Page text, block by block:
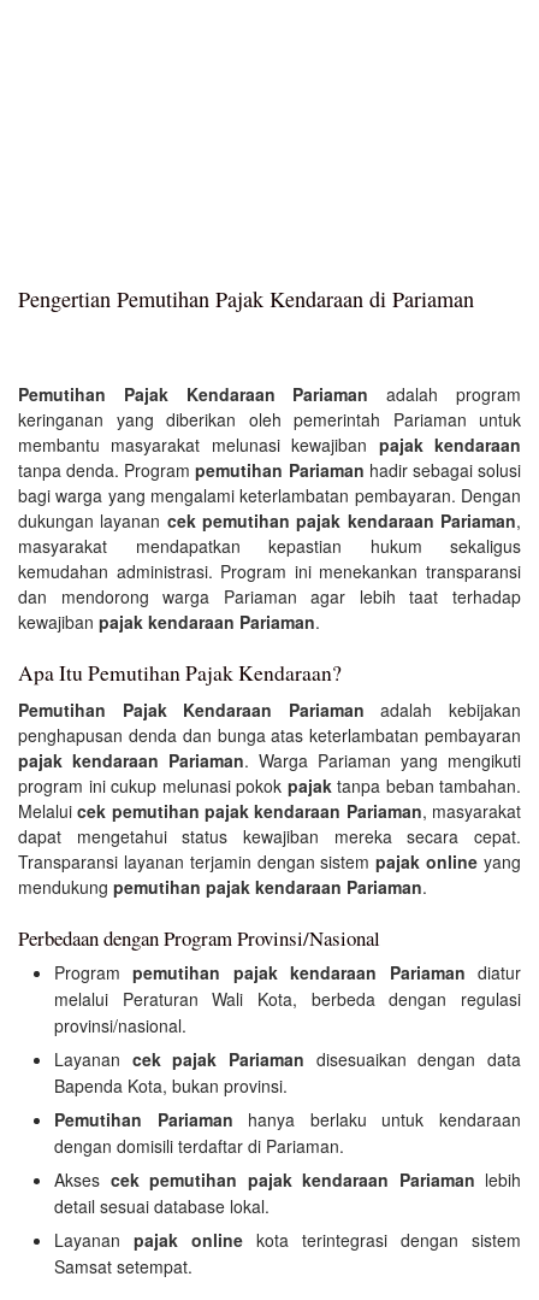
Pengertian Pemutihan Pajak Kendaraan di Pariaman
Pemutihan Pajak Kendaraan Pariaman adalah program
keringanan yang diberikan oleh pemerintah Pariaman untuk
membantu masyarakat melunasi kewajiban pajak kendaraan
tanpa denda. Programpemutihan Pariaman hadir sebagai solusi
bagi warga yang mengalami keterlambatan pembayaran. Dengan
dukungan layanan cek pemutihan pajak kendaraan Pariaman,
masyarakat mendapatkan kepastian hukum sekaligus
kemudahan administrasi. Program ini menekankan transparansi
dan mendorong warga Pariaman agar lebih taat terhadap
kewajiban pajak kendaraan Pariaman.
Apa Itu Pemutihan Pajak Kendaraan?
Pemutihan Pajak Kendaraan Pariaman adalah kebijakan
penghapusan denda dan bunga atas keterlambatan pembayaran
pajak kendaraan Pariaman. Warga Pariaman yang mengikuti
program ini cukup melunasi pokok pajaktanpa beban tambahan.
Melaluicek pemutihan pajak kendaraan Pariaman, masyarakat
dapat mengetahui status kewajiban mereka secara cepat.
Transparansi layanan terjamin dengan sistempajak online yang
mendukung pemutihan pajak kendaraan Pariaman.
Perbedaan dengan Program Provinsi/Nasional
Programpemutihan pajak kendaraan Pariaman diatur
melalui Peraturan Wali Kota, berbeda dengan regulasi
provinsi/nasional.
Layanan cek pajak Pariaman disesuaikan dengan data
Bapenda Kota, bukan provinsi.
Pemutihan Pariaman hanya berlaku untuk kendaraan
dengan domisili terdaftar di Pariaman.
Akses cek pemutihan pajak kendaraan Pariaman lebih
detail sesuai database lokal.
Layanan pajak online kota terintegrasi dengan sistem
Samsat setempat.